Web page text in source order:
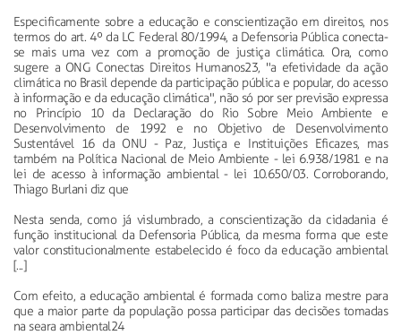
Especificamente sobre a educação e conscientização em direitos, nos
termos do art. 4º da LC Federal 80/1994, a Defensoria Pública conecta-
se mais uma vez com a promoção de justiça climática. Ora, como
sugere a ONG Conectas Direitos Humanos23, "a efetividade da ação
climática no Brasil depende da participação pública e popular, do acesso
à informação e da educação climática", não só por ser previsão expressa
no Princípio 10 da Declaração do Rio Sobre Meio Ambiente e
Desenvolvimento de 1992 e no Objetivo de Desenvolvimento
Sustentável 16 da ONU - Paz, Justiça e Instituições Eficazes, mas
também na Política Nacional de Meio Ambiente - lei 6.938/1981 e na
lei de acesso à informação ambiental - lei 10.650/03. Corroborando,
Thiago Burlani diz que
Nesta senda, como já vislumbrado, a conscientização da cidadania é
função institucional da Defensoria Pública, da mesma forma que este
valor constitucionalmente estabelecido é foco da educação ambiental
[...]
Com efeito, a educação ambiental é formada como baliza mestre para
que a maior parte da população possa participar das decisões tomadas
na seara ambiental24